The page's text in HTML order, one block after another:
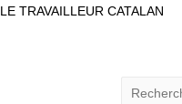
LE TRAVAILLEUR CATALAN